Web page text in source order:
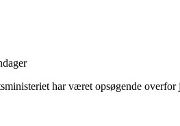
har været opsøgende overfor